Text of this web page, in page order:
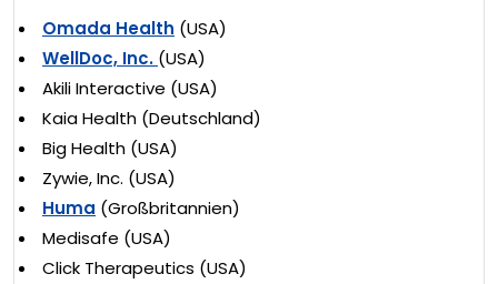
Omada Health (USA)
WellDoc, Inc. (USA)
Akili Interactive (USA)
Kaia Health (Deutschland)
Big Health (USA)
Zywie, Inc. (USA)
Huma (Großbritannien)
Medisafe (USA)
Click Therapeutics (USA)